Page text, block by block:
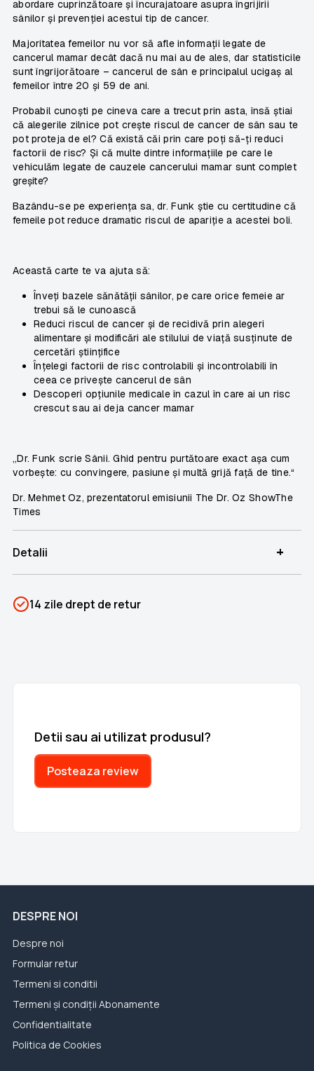
abordare cuprinzătoare și încurajatoare asupra îngrijirii
sânilor și prevenției acestui tip de cancer.
Majoritatea femeilor nu vor să afle informații legate de
cancerul mamar decât dacă nu mai au de ales, dar statisticile
sunt îngrijorătoare – cancerul de sân e principalul ucigaș al
femeilor între 20 și 59 de ani.
Probabil cunoști pe cineva care a trecut prin asta, însă știai
că alegerile zilnice pot crește riscul de cancer de sân sau te
pot proteja de el? Că există căi prin care poți să-ți reduci
factorii de risc? Și că multe dintre informațiile pe care le
vehiculăm legate de cauzele cancerului mamar sunt complet
greșite?
Bazându-se pe experiența sa, dr. Funk știe cu certitudine că
femeile pot reduce dramatic riscul de apariție a acestei boli.
Această carte te va ajuta să:
Înveți bazele sănătății sânilor, pe care orice femeie ar
trebui să le cunoască
Reduci riscul de cancer și de recidivă prin alegeri
alimentare și modificări ale stilului de viață susținute de
cercetări științifice
Înțelegi factorii de risc controlabili și incontrolabili în
ceea ce privește cancerul de sân
Descoperi opțiunile medicale în cazul în care ai un risc
crescut sau ai deja cancer mamar
„Dr. Funk scrieSânii. Ghid pentru purtătoare exact așa cum
vorbește: cu convingere, pasiune și multă grijă față de tine.“
Dr. Mehmet Oz, prezentatorul emisiunii The Dr. Oz ShowThe
Times
Detalii +
Categorii
Raftul ROZ
14 zile drept de retur
Detii sau ai utilizat produsul?
Posteaza review
DESPRE NOI
Despre noi
Formular retur
Termeni si conditii
Termeni și condiții Abonamente
Confidentialitate
Politica de Cookies